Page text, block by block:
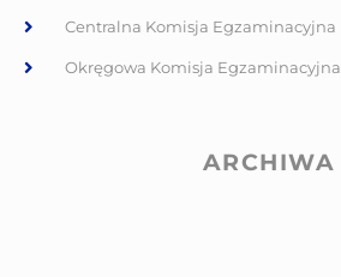
Centralna Komisja Egzaminacyjna
Okręgowa Komisja Egzaminacyjna
ARCHIWA